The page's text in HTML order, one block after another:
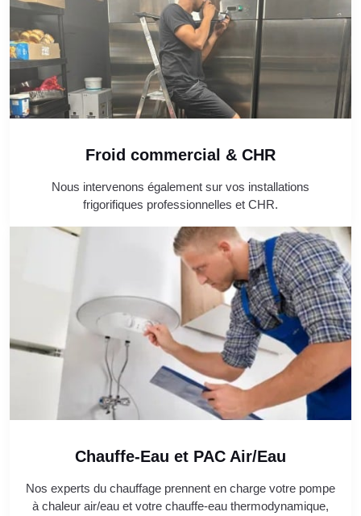
Froid commercial & CHR
Nous intervenons également sur vos installations
frigorifiques professionnelles et CHR.
Chauffe-Eau et PAC Air/Eau
Nos experts du chauffage prennent en charge votre pompe
à chaleur air/eau et votre chauffe-eau thermodynamique,